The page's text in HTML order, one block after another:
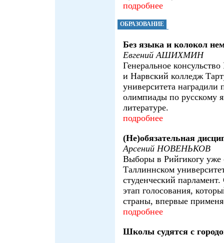
подробнее
ОБРАЗОВАНИЕ
Без языка и колокол
Евгений АШИХМИН
Генеральное
и Нарвский колледж
университета наградили
олимпиады по русскому
литературе.
подробнее
(Не)обязательная
Арсений НОВЕНЬКОВ
Выборы в Рийгикогу уже
Таллиннском
студенческий
этап голосования,
страны, впервые
подробнее
Школы судятся с